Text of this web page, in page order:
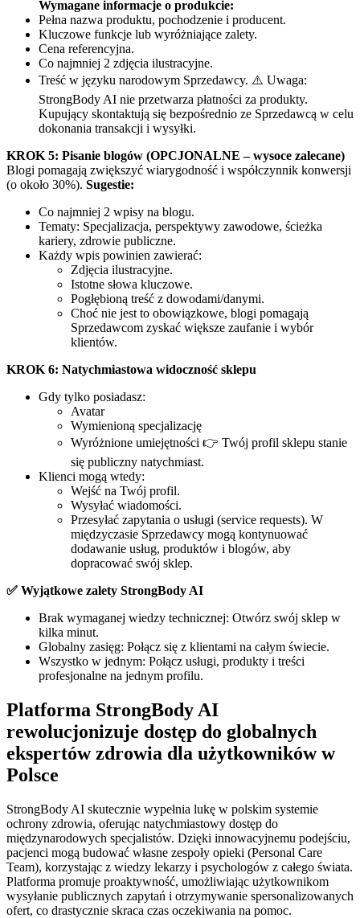
Wymagane informacje o produkcie:
Pełna nazwa produktu, pochodzenie i producent.
Kluczowe funkcje lub wyróżniające zalety.
Cena referencyjna.
Co najmniej 2 zdjęcia ilustracyjne.
Treść w języku narodowym Sprzedawcy. ⚠️ Uwaga:
StrongBody AI nie przetwarza płatności za produkty.
Kupujący skontaktują się bezpośrednio ze Sprzedawcą w celu
dokonania transakcji i wysyłki.
KROK 5: Pisanie blogów (OPCJONALNE – wysoce zalecane)
Blogi pomagają zwiększyć wiarygodność i współczynnik konwersji
(o około 30%). Sugestie:
Co najmniej 2 wpisy na blogu.
Tematy: Specjalizacja, perspektywy zawodowe, ścieżka
kariery, zdrowie publiczne.
Każdy wpis powinien zawierać:
Zdjęcia ilustracyjne.
Istotne słowa kluczowe.
Pogłębioną treść z dowodami/danymi.
Choć nie jest to obowiązkowe, blogi pomagają
Sprzedawcom zyskać większe zaufanie i wybór
klientów.
KROK 6: Natychmiastowa widoczność sklepu
Gdy tylko posiadasz:
Avatar
Wymienioną specjalizację
Wyróżnione umiejętności 👉 Twój profil sklepu stanie
się publiczny natychmiast.
Klienci mogą wtedy:
Wejść na Twój profil.
Wysyłać wiadomości.
Przesyłać zapytania o usługi (service requests). W
międzyczasie Sprzedawcy mogą kontynuować
dodawanie usług, produktów i blogów, aby
dopracować swój sklep.
✅ Wyjątkowe zalety StrongBody AI
Brak wymaganej wiedzy technicznej: Otwórz swój sklep w
kilka minut.
Globalny zasięg: Połącz się z klientami na całym świecie.
Wszystko w jednym: Połącz usługi, produkty i treści
profesjonalne na jednym profilu.
Platforma StrongBody AI
rewolucjonizuje dostęp do globalnych
ekspertów zdrowia dla użytkowników w
Polsce
StrongBody AI skutecznie wypełnia lukę w polskim systemie
ochrony zdrowia, oferując natychmiastowy dostęp do
międzynarodowych specjalistów. Dzięki innowacyjnemu podejściu,
pacjenci mogą budować własne zespoły opieki (Personal Care
Team), korzystając z wiedzy lekarzy i psychologów z całego świata.
Platforma promuje proaktywność, umożliwiając użytkownikom
wysyłanie publicznych zapytań i otrzymywanie spersonalizowanych
ofert, co drastycznie skraca czas oczekiwania na pomoc.